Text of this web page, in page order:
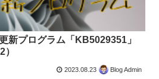
新プログラム「KB5029351」
2023.08.23 Blog Admin